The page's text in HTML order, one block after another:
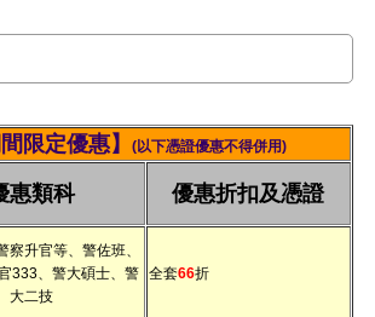
限定優惠】 (以下憑證優惠不得併用)
惠類科 優惠折扣及憑證
察升官等、警佐班、
333、警大碩士、警
大二技
全套66折